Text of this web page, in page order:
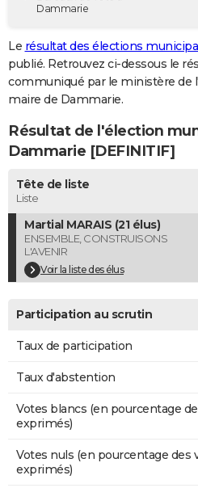
Destinations
City break
Voyage nature
Voyage de noces
Forum
GUIDES D'ACHAT
BONS PLANS
Carte de Noël
Carte Bonne année
Carte Saint-Valentin
Carte Pâques
Carte d'anniversaire
DICTIONNAIRE
Dictionnaire
Biographies
Citations
Expressions
Proverbes
PROGRAMME TV
COPAINS D'AVANT
S'inscrire
Se connecter
Lycées
Collèges
Primaires
Universités
Entreprises
Service militaire
Avis de recherche
AVIS DE DÉCÈS
FORUM
Bricolage
Lifestyle
Culture
Sport
Auto
Television
Voyage
Cinema
Dammarie
Le résultat des élections
publié. Retrouvez ci-dessous le
communiqué par le ministère de
maire de Dammarie.
Résultat de l'élection
Dammarie [DEFINITIF]
Tête de liste
Liste
Martial MARAIS (21 élus)
ENSEMBLE, CONSTRUISONS
L'AVENIR
Voir la liste des élus
Participation au scrutin
Taux de participation
Taux d'abstention
Votes blancs (en pourcentage
exprimés)
Votes nuls (en pourcentage des
exprimés)